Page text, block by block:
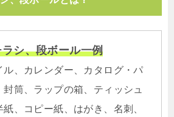
シ、段ボール一例
ル、カレンダー、カタログ・パ
筒、ラップの箱、ティッシュ
、コピー紙、はがき、名刺、